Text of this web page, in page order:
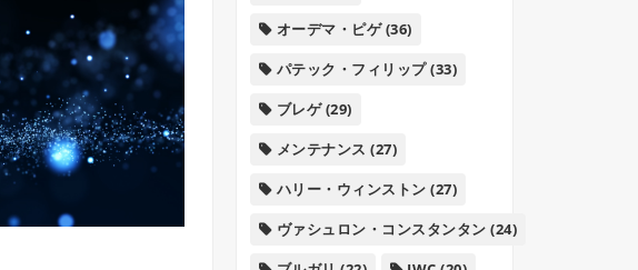
オーデマ・ピゲ(36)
パテック・フィリップ(33)
ブレゲ(29)
メンテナンス (27)
ハリー・ウィンストン (27)
ヴァシュロン・コンスタンタン (24)